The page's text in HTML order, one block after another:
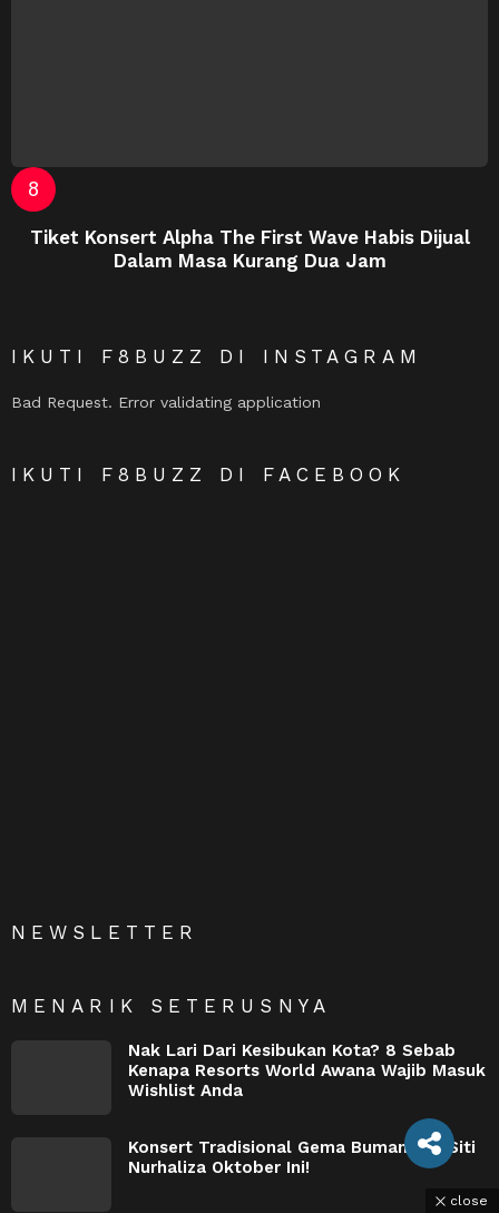
Tiket Konsert Alpha The First Wave Habis Dijual
Dalam Masa Kurang Dua Jam
IKUTI F8BUZZ DI INSTAGRAM
Bad Request. Error validating application
IKUTI F8BUZZ DI FACEBOOK
NEWSLETTER
MENARIK SETERUSNYA
Nak Lari Dari Kesibukan Kota? 8 Sebab
Kenapa Resorts World Awana Wajib Masuk
Wishlist Anda
Konsert Tradisional Gema Bumantara Siti
Nurhaliza Oktober Ini!
close